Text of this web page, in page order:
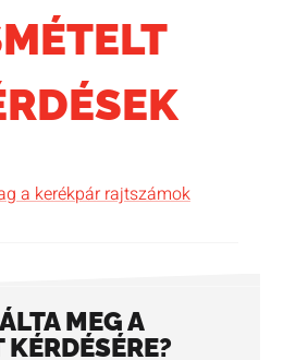
a kerékpár rajtszámok
MEG A